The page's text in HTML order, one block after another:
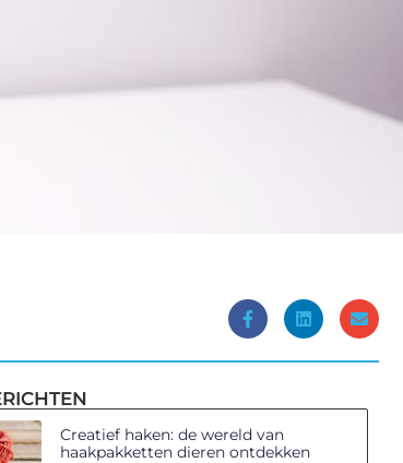
Creatief haken: de wereld van
haakpakketten dieren ontdekken